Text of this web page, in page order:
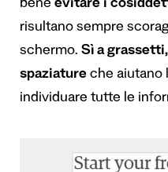
bene evitare i
risultano sempre
schermo. Sì a
spaziature che aiutano
individuare tutte le